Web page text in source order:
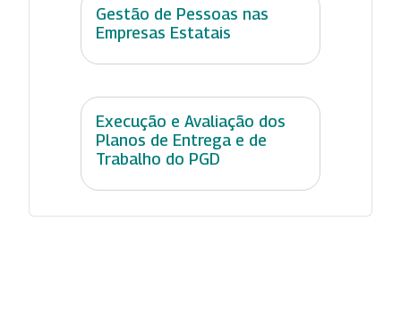
Gestão de Pessoas nas
Empresas Estatais
Execução e Avaliação dos
Planos de Entrega e de
Trabalho do PGD